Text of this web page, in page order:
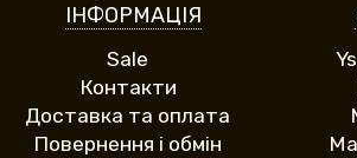
ІНФОРМАЦІЯ
Sale
Контакти
Доставка та оплата
Повернення і обмін